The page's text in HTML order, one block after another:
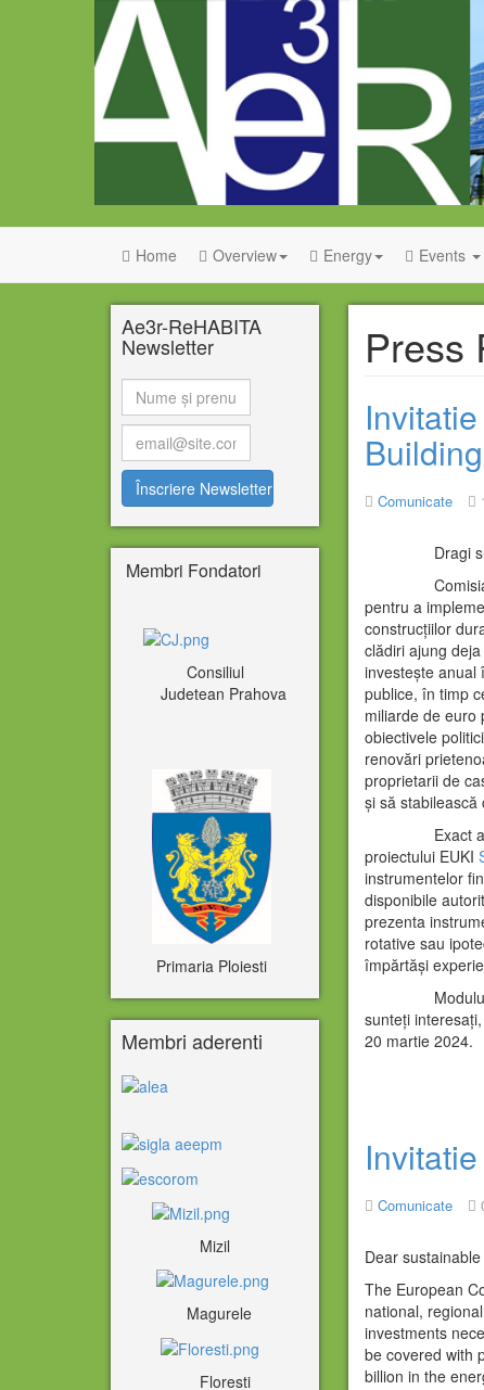
Home Overview Energy Events
Press
Comunicate
Dragi
Comisia
pentru a
construcțiilor
clădiri ajung
investește anual
publice, în timp
miliarde de euro
obiectivele
renovări
proprietarii de
și să
Exact aici
proiectului EUKI
instrumentelor
disponibile
prezenta
rotative sau
împărtăși
Modulul 2 va
sunteți
20 martie 2024.
Comunicate
Dear
The European
national,
investments
be covered with
billion in the
Ae3r-ReHABITA
Newsletter
Membri Fondatori
Consiliul
Judetean Prahova
Primaria Ploiesti
Membri aderenti
Mizil
Magurele
Floresti